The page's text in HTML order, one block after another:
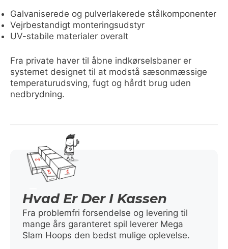
Galvaniserede og pulverlakerede stålkomponenter
Vejrbestandigt monteringsudstyr
UV-stabile materialer overalt
Fra private haver til åbne indkørselsbaner er
systemet designet til at modstå sæsonmæssige
temperaturudsving, fugt og hårdt brug uden
nedbrydning.
Hvad Er Der I Kassen
Fra problemfri forsendelse og levering til
mange års garanteret spil leverer Mega
Slam Hoops den bedst mulige oplevelse.